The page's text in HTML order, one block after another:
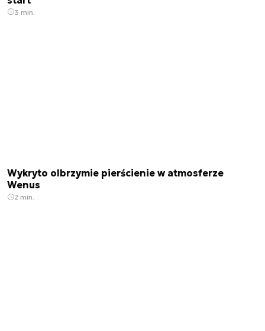
3 min.
Wykryto olbrzymie pierścienie w atmosferze
Wenus
2 min.